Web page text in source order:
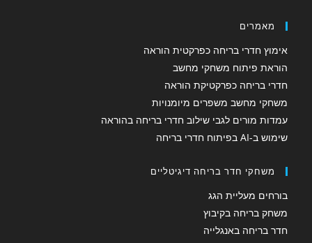
מאמרים
אימוץ חדרי בריחה כפרקטית הוראה
הוראת פיתוח משחקי מחשב
חדרי בריחה כפרקטיקת הוראה
משחקי מחשב משפרים מיומנויות
עמדות מורים לגבי שילוב חדרי בריחה בהוראה
שימוש ב-AI בפיתוח חדרי בריחה
משחקי חדר בריחה דיגיטליים
בורחים מעליית הגג
משחק בריחה בקיבוץ
חדר בריחה באנגלייה